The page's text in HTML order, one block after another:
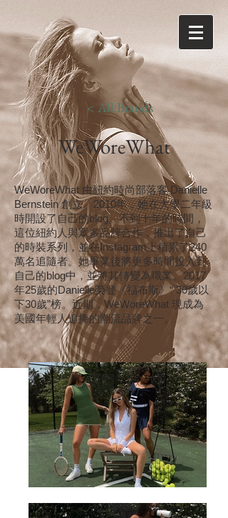
< All Brands
WeWoreWhat
WeWoreWhat 由紐約時尚部落客 Danielle
Bernstein 創立。2010年，她在大學二年級
時開設了自己的blog。不到十年的時間，
這位紐約人與眾多品牌合作，推出了自己
的時裝系列，並在Instagram上積累了240
萬名追隨者。她畢業後將更多時間投入到
自己的blog中，並將其轉變為職業。2017
年25歲的Danielle榮登《福布斯》“ 30歲以
下30歲”榜。近期，WeWoreWhat 現成為
美國年輕人追捧的潮流品牌之一。